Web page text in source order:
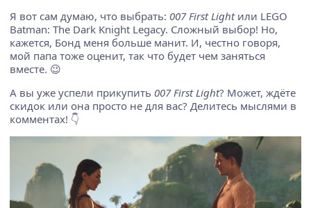
Я вот сам думаю, что выбрать: 007 First Lightили LEGO
Batman: The Dark Knight Legacy. Сложный выбор! Но,
кажется, Бонд меня больше манит. И, честно говоря,
мой папа тоже оценит, так что будет чем заняться
вместе. 😉
А вы уже успели прикупить 007 First Light? Может, ждёте
скидок или она просто не для вас? Делитесь мыслями в
комментах! 👇